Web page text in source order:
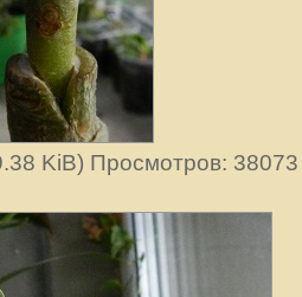
KiB) Просмотров: 38073